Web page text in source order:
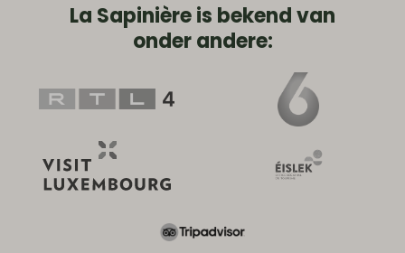
La Sapinière is bekend van
onder andere: